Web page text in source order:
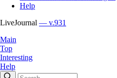
Help
LiveJournal — v.931
Main
Top
Interesting
Help